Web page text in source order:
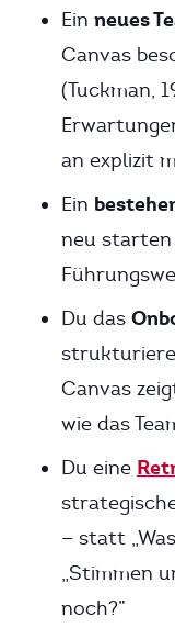
Ein neues
Canvas
(Tuckman,
an explizit
Ein
neu
Du das
Canvas
wie das
Du eine
— statt
„Stimmen
noch?”